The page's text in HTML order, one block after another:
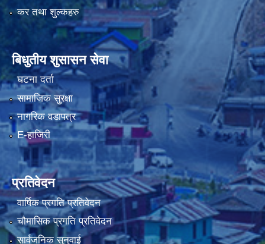
कर तथा शुल्कहरु
बिधुतीय शुसासन सेवा
घटना दर्ता
सामाजिक सुरक्षा
नागरिक वडापत्र
E-हाजिरी
प्रतिवेदन
वार्षिक प्रगति प्रतिवेदन
चौमासिक प्रगति प्रतिवेदन
सार्वजनिक सुनुवाई